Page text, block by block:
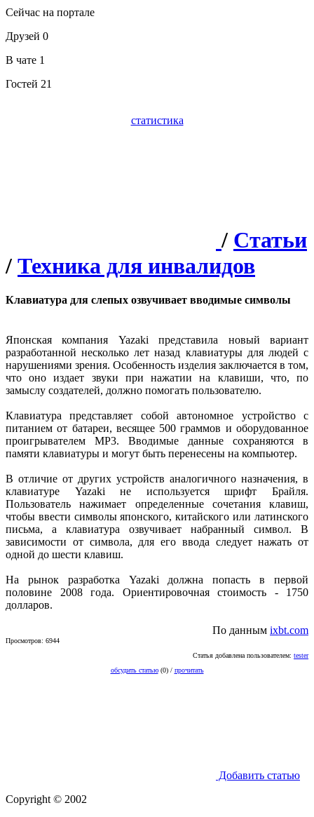
Сейчас на портале
Друзей 0
В чате 1
Гостей 21
статистика
/ Статьи
/ Техника для инвалидов
Клавиатура для слепых озвучивает вводимые символы
Японская компания Yazaki представила новый вариант
разработанной несколько лет назад клавиатуры для людей с
нарушениями зрения. Особенность изделия заключается в том,
что оно издает звуки при нажатии на клавиши, что, по
замыслу создателей, должно помогать пользователю.
Клавиатура представляет собой автономное устройство с
питанием от батареи, весящее 500 граммов и оборудованное
проигрывателем MP3. Вводимые данные сохраняются в
памяти клавиатуры и могут быть перенесены на компьютер.
В отличие от других устройств аналогичного назначения, в
клавиатуре Yazaki не используется шрифт Брайля.
Пользователь нажимает определенные сочетания клавиш,
чтобы ввести символы японского, китайского или латинского
письма, а клавиатура озвучивает набранный символ. В
зависимости от символа, для его ввода следует нажать от
одной до шести клавиш.
На рынок разработка Yazaki должна попасть в первой
половине 2008 года. Ориентировочная стоимость - 1750
долларов.
По данным ixbt.com
Просмотров: 6944
Статья добавлена пользователем: tester
обсудить статью(0) / прочитать
Добавить статью
Copyright © 2002